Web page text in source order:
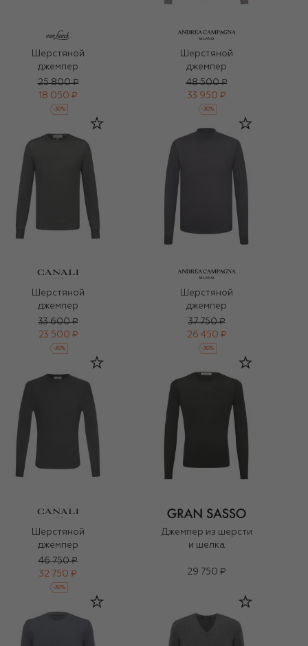
Шерстяной
джемпер
25 800 ₽
18 050 ₽
-30%
Шерстяной
джемпер
48 500 ₽
33 950 ₽
-30%
Шерстяной
джемпер
33 600 ₽
23 500 ₽
-30%
Шерстяной
джемпер
37 750 ₽
26 450 ₽
-30%
Шерстяной
джемпер
46 750 ₽
32 750 ₽
-30%
Джемпер из шерсти
и шелка
29 750 ₽